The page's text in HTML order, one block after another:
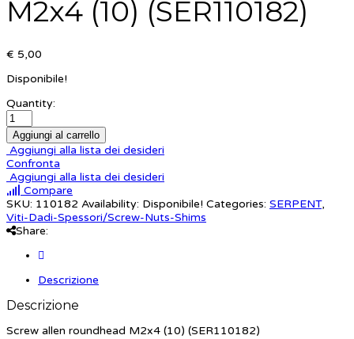
M2x4 (10) (SER110182)
€ 5,00
Disponibile!
Quantity:
Aggiungi al carrello
Aggiungi alla lista dei desideri
Confronta
Aggiungi alla lista dei desideri
Compare
SKU: 110182 Availability: Disponibile! Categories: SERPENT,
Viti-Dadi-Spessori/Screw-Nuts-Shims
Share:
Descrizione
Descrizione
Screw allen roundhead M2x4 (10) (SER110182)